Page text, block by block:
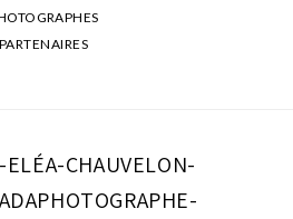
PARTENAIRES
CHAUVELON-